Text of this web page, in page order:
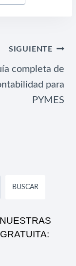
SIGUIENTE
completa de
para
PYMES
BUSCAR